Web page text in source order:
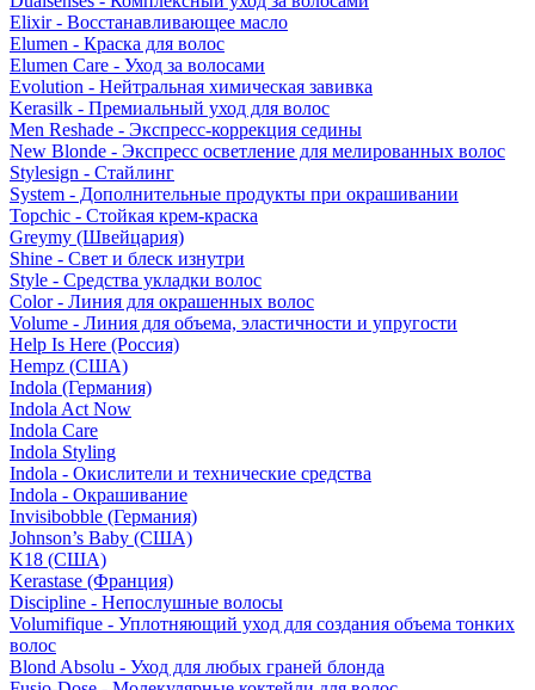
Elixir - Восстанавливающее масло
Elumen - Краска для волос
Elumen Care - Уход за волосами
Evolution - Нейтральная химическая завивка
Kerasilk - Премиальный уход для волос
Men Reshade - Экспресс-коррекция седины
New Blonde - Экспресс осветление для мелированных волос
Stylesign - Стайлинг
System - Дополнительные продукты при окрашивании
Topchic - Стойкая крем-краска
Greymy (Швейцария)
Shine - Свет и блеск изнутри
Style - Средства укладки волос
Color - Линия для окрашенных волос
Volume - Линия для объема, эластичности и упругости
Help Is Here (Россия)
Hempz (США)
Indola (Германия)
Indola Act Now
Indola Care
Indola Styling
Indola - Окислители и технические средства
Indola - Окрашивание
Invisibobble (Германия)
Johnson’s Baby (США)
K18 (США)
Kerastase (Франция)
Discipline - Непослушные волосы
Volumifique - Уплотняющий уход для создания объема тонких
волос
Blond Absolu - Уход для любых граней блонда